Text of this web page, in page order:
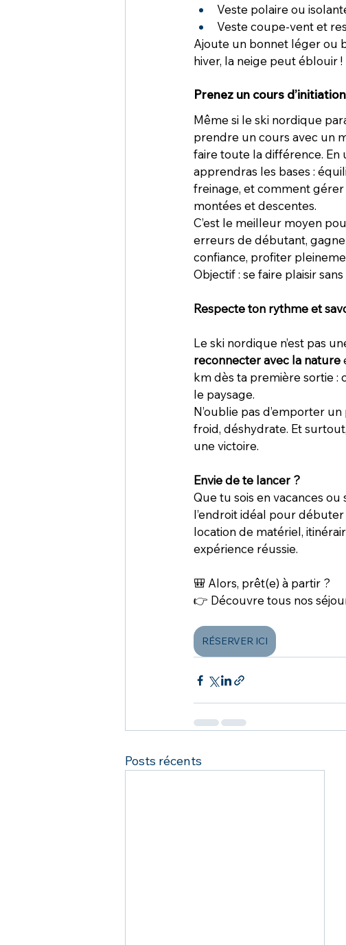
Veste polaire ou
Veste coupe-vent et
Ajoute un bonnet léger ou
hiver, la neige peut éblouir !
Prenez un cours d’initiation
Même si le ski nordique
prendre un cours avec un
faire toute la différence. En
apprendras les bases :
freinage, et comment
montées et descentes.
C’est le meilleur moyen
erreurs de débutant,
confiance, profiter
Objectif : se faire plaisir
Respecte ton rythme et
Le ski nordique n’est pas
reconnecter avec la nature
km dès ta première sortie :
le paysage.
N’oublie pas d’emporter
froid, déshydrate. Et surtout,
une victoire.
Envie de te lancer ?
Que tu sois en vacances
l’endroit idéal pour
location de matériel,
expérience réussie.
🎒 Alors, prêt(e) à partir ?
👉 Découvre tous nos
RÉSERVER ICI
Posts récents